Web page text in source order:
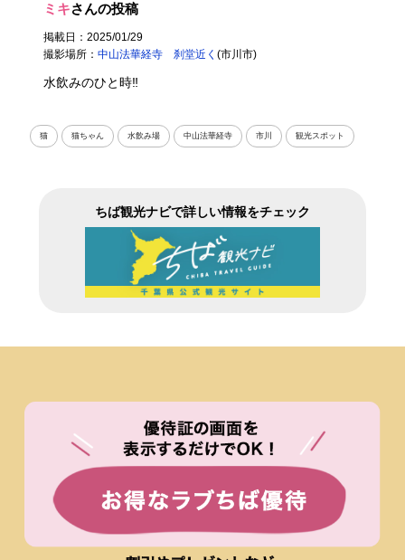
ミキさんの投稿
掲載日：2025/01/29
撮影場所：中山法華経寺 刹堂近く(市川市)
水飲みのひと時‼
猫 猫ちゃん 水飲み場 中山法華経寺 市川 観光スポット
ちば観光ナビで詳しい情報をチェック